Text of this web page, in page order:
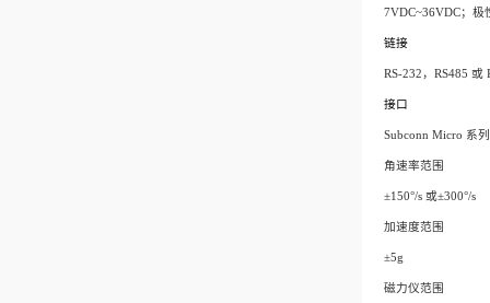
7VDC~36VDC；极
链接
RS-232，RS485 或
接口
Subconn Micro 系
角速率范围
±150°/s 或±300°/s
加速度范围
±5g
磁力仪范围